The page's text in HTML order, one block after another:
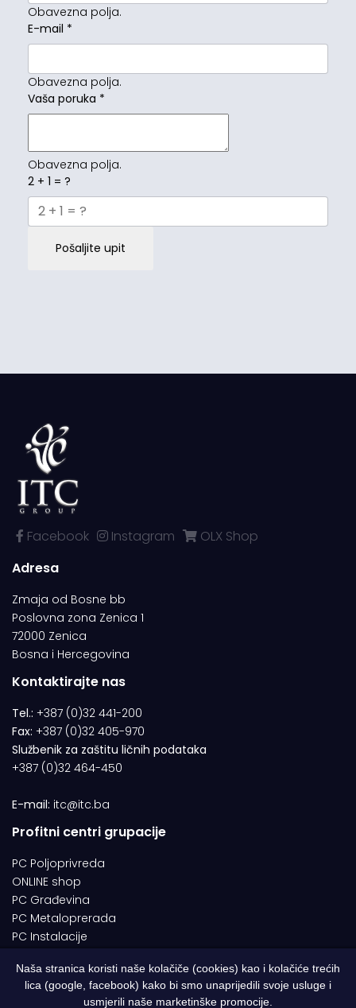
Obavezna polja.
E-mail *
Obavezna polja.
Vaša poruka *
Obavezna polja.
2 + 1 = ?
Pošaljite upit
Facebook Instagram
OLX Shop
Adresa
Zmaja od Bosne bb
Poslovna zona Zenica 1
72000 Zenica
Bosna i Hercegovina
Kontaktirajte nas
Tel.: +387 (0)32 441-200
Fax: +387 (0)32 405-970
Službenik za zaštitu ličnih podataka
+387 (0)32 464-450
E-mail: itc@itc.ba
Profitni centri grupacije
PC Poljoprivreda
ONLINE shop
PC Građevina
PC Metaloprerada
PC Instalacije
© 1994-2026 | ITC d.o.o. Zenica. Sva prava pridržana | Designed by
Naša stranica koristi naše kolačiče (cookies) kao i kolačiće trećih
lica (google, facebook) kako bi smo unaprijedili svoje usluge i
usmjerili naše marketinške promocije.